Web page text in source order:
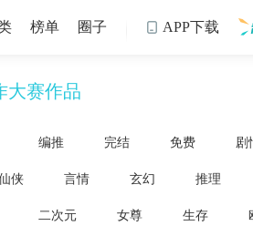
榜单 圈子  APP下载
大赛作品
编推 完结 免费 剧
侠 言情 玄幻 推理
二次元 女尊 生存